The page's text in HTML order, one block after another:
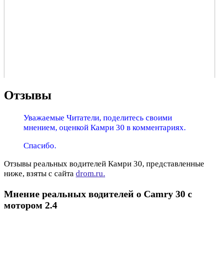
Отзывы
Уважаемые Читатели, поделитесь своими
мнением, оценкой Камри 30 в комментариях.
Спасибо.
Отзывы реальных водителей Камри 30, представленные
ниже, взяты с сайта drom.ru.
Мнение реальных водителей о Camry 30 с
мотором 2.4